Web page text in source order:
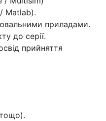
Matlab).
приладами.
до серії.
прийняття